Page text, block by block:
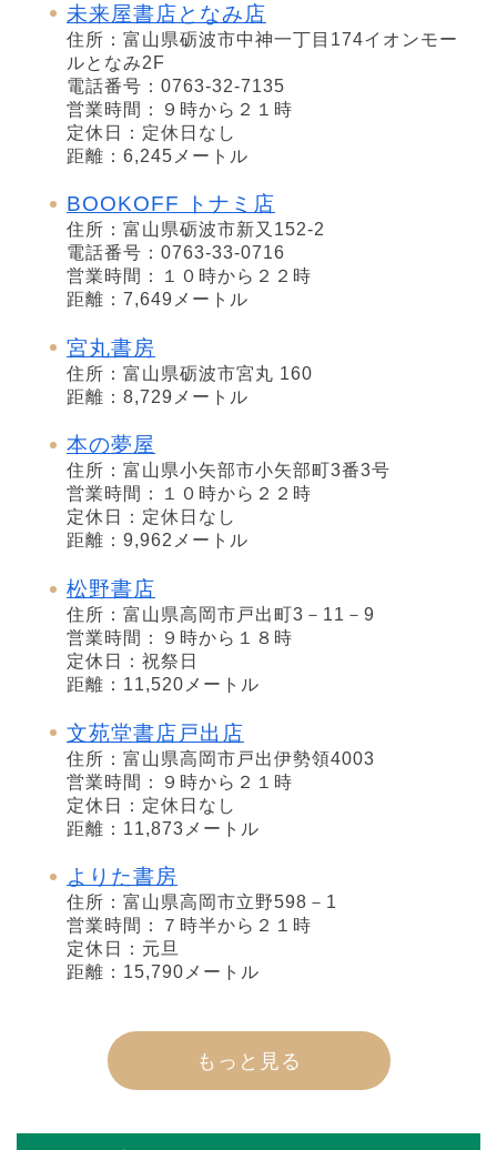
未来屋書店となみ店
住所：富山県砺波市中神一丁目174イオンモー
ルとなみ2F
電話番号：0763-32-7135
営業時間：９時から２１時
定休日：定休日なし
距離：6,245メートル
BOOKOFF トナミ店
住所：富山県砺波市新又152-2
電話番号：0763-33-0716
営業時間：１０時から２２時
距離：7,649メートル
宮丸書房
住所：富山県砺波市宮丸 160
距離：8,729メートル
本の夢屋
住所：富山県小矢部市小矢部町3番3号
営業時間：１０時から２２時
定休日：定休日なし
距離：9,962メートル
松野書店
住所：富山県高岡市戸出町3－11－9
営業時間：９時から１８時
定休日：祝祭日
距離：11,520メートル
文苑堂書店戸出店
住所：富山県高岡市戸出伊勢領4003
営業時間：９時から２１時
定休日：定休日なし
距離：11,873メートル
よりた書房
住所：富山県高岡市立野598－1
営業時間：７時半から２１時
定休日：元旦
距離：15,790メートル
もっと見る